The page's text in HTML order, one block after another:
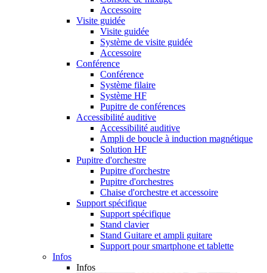
Accessoire
Visite guidée
Visite guidée
Système de visite guidée
Accessoire
Conférence
Conférence
Système filaire
Système HF
Pupitre de conférences
Accessibilité auditive
Accessibilité auditive
Ampli de boucle à induction magnétique
Solution HF
Pupitre d'orchestre
Pupitre d'orchestre
Pupitre d'orchestres
Chaise d'orchestre et accessoire
Support spécifique
Support spécifique
Stand clavier
Stand Guitare et ampli guitare
Support pour smartphone et tablette
Infos
Infos